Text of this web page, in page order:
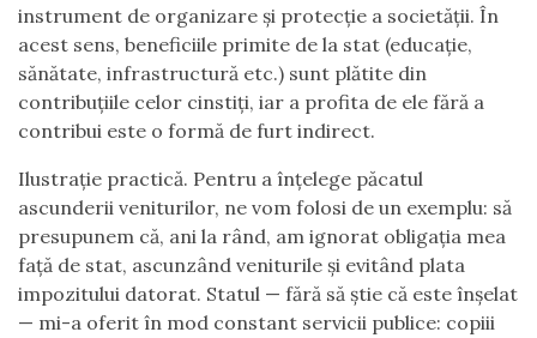
instrument de organizare și protecție a societății. În
acest sens, beneficiile primite de la stat (educație,
sănătate, infrastructură etc.) sunt plătite din
contribuțiile celor cinstiți, iar a profita de ele fără a
contribui este o formă de furt indirect.
Ilustrație practică. Pentru a înțelege păcatul
ascunderii veniturilor, ne vom folosi de un exemplu: să
presupunem că, ani la rând, am ignorat obligația mea
față de stat, ascunzând veniturile și evitând plata
impozitului datorat. Statul — fără să știe că este înșelat
— mi-a oferit în mod constant servicii publice: copiii